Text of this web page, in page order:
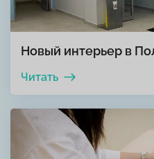
Новый интерьер в
Читать